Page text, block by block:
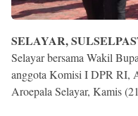
SELAYAR,
Selayar bersama Wakil
anggota Komisi I DPR RI,
Aroepala Selayar, Kamis